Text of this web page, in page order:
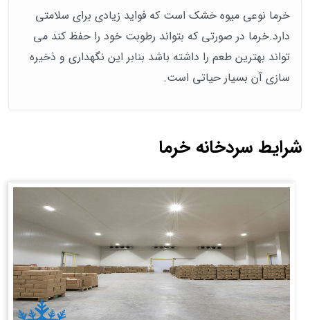
خرما نوعی میوه خشک است که فواید زیادی برای سلامتی
دارد.خرما در صورتی که بتواند رطوبت خود را حفظ کند می
تواند بهترین طعم را داشته باشد بنابر این نگهداری و ذخیره
سازی آن بسیار حیاتی است.
شرایط سردخانه خرما